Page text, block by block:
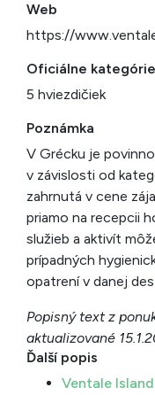
Web
https://
Oficiálne kategórie
5 hviezdičiek
Poznámka
V Grécku je
v závislosti od
zahrnutá v cene
priamo na recepcii
služieb a aktivít
prípadných
opatrení v danej
Popisný text z
aktualizované
Ďalší popis
Ventale